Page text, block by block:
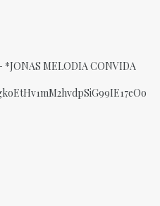
*JONAS MELODIA CONVIDA